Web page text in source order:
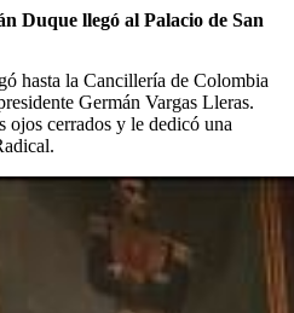
Duque llegó al Palacio de San
hasta la Cancillería de Colombia
Germán Vargas Lleras.
ojos cerrados y le dedicó una